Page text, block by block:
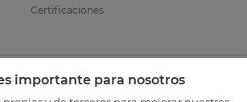
Certificaciones
importante para nosotros